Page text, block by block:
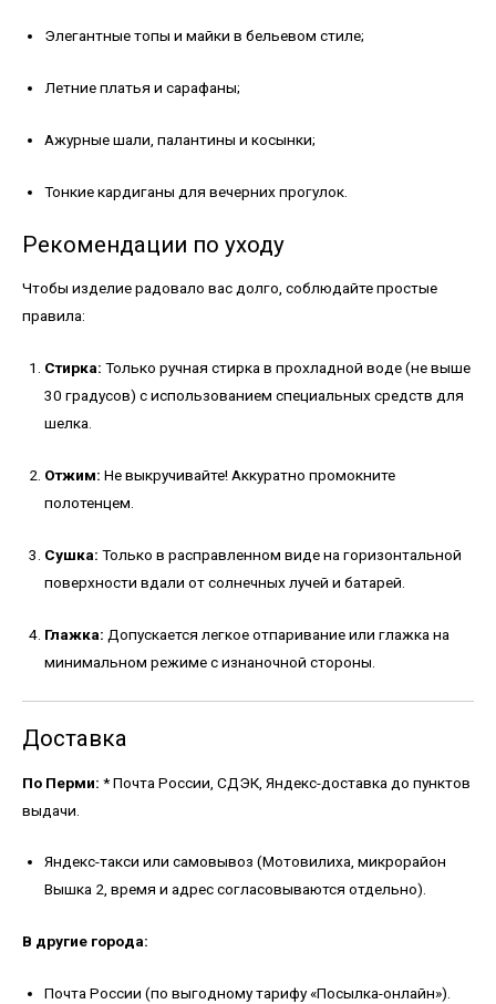
Элегантные топы и майки в бельевом стиле;
Летние платья и сарафаны;
Ажурные шали, палантины и косынки;
Тонкие кардиганы для вечерних прогулок.
Рекомендации по уходу
Чтобы изделие радовало вас долго, соблюдайте простые
правила:
Стирка: Только ручная стирка в прохладной воде (не выше
30 градусов) с использованием специальных средств для
шелка.
Отжим: Не выкручивайте! Аккуратно промокните
полотенцем.
Сушка: Только в расправленном виде на горизонтальной
поверхности вдали от солнечных лучей и батарей.
Глажка: Допускается легкое отпаривание или глажка на
минимальном режиме с изнаночной стороны.
Доставка
По Перми: * Почта России, СДЭК, Яндекс-доставка до пунктов
выдачи.
Яндекс-такси или самовывоз (Мотовилиха, микрорайон
Вышка 2, время и адрес согласовываются отдельно).
В другие города:
Почта России (по выгодному тарифу «Посылка-онлайн»).